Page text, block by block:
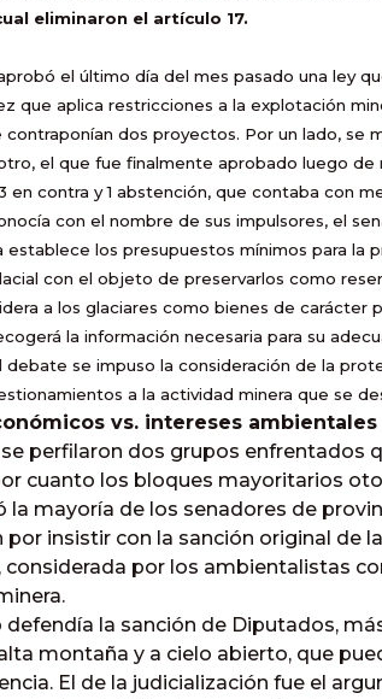
eliminaron el artículo 17.
el último día del mes pasado una ley
que aplica restricciones a la explotación
contraponían dos proyectos. Por un lado, se
el que fue finalmente aprobado luego
en contra y 1 abstención, que contaba con
con el nombre de sus impulsores, el
establece los presupuestos mínimos para la
con el objeto de preservarlos como
a los glaciares como bienes de carácter
la información necesaria para su
debate se impuso la consideración de la
a la actividad minera que se
vs. intereses ambientales
perfilaron dos grupos enfrentados
cuanto los bloques mayoritarios
la mayoría de los senadores de
por insistir con la sanción original de
considerada por los ambientalistas
defendía la sanción de Diputados,
montaña y a cielo abierto, que
El de la judicialización fue el